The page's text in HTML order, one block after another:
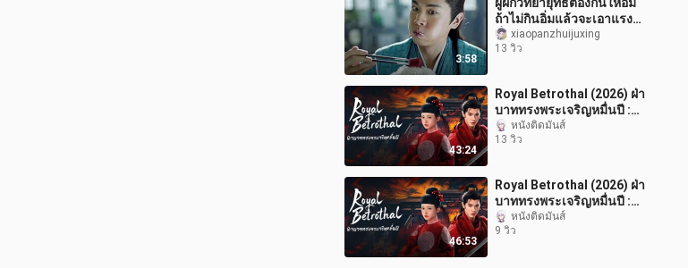
3:58
ผู้ฝึกวิทยายุทธ์ต้องกินให้อิ่ม
ถ้าไม่กินอิ่มแล้วจะเอาแรง
ที่ไหนมาฝึก
xiaopanzhuijuxing
13 วิว
43:24
Royal Betrothal (2026) ฝ่า
บาททรงพระเจริญหมื่นปี :
16 หนังติดมันส์
13 วิว
46:53
Royal Betrothal (2026) ฝ่า
บาททรงพระเจริญหมื่นปี :
04 หนังติดมันส์
9 วิว